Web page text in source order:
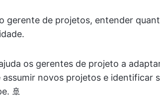
gerente de projetos, entender
os gerentes de projeto a
assumir novos projetos e identificar
🚢